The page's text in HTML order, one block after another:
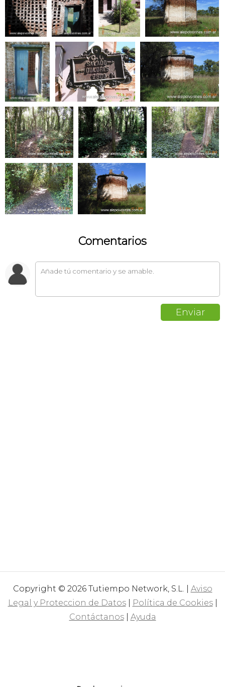
Comentarios
Copyright © 2026 Tutiempo Network, S.L. | Aviso
Legal y Proteccion de Datos| Política de Cookies|
Contáctanos| Ayuda